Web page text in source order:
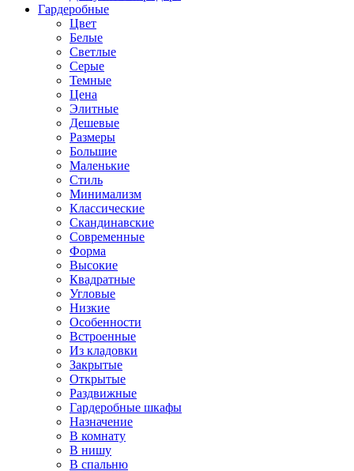
Гардеробные
Цвет
Белые
Светлые
Серые
Темные
Цена
Элитные
Дешевые
Размеры
Большие
Маленькие
Стиль
Минимализм
Классические
Скандинавские
Современные
Форма
Высокие
Квадратные
Угловые
Низкие
Особенности
Встроенные
Из кладовки
Закрытые
Открытые
Раздвижные
Гардеробные шкафы
Назначение
В комнату
В нишу
В спальню